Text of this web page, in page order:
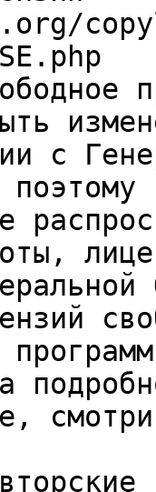
с
поэтому